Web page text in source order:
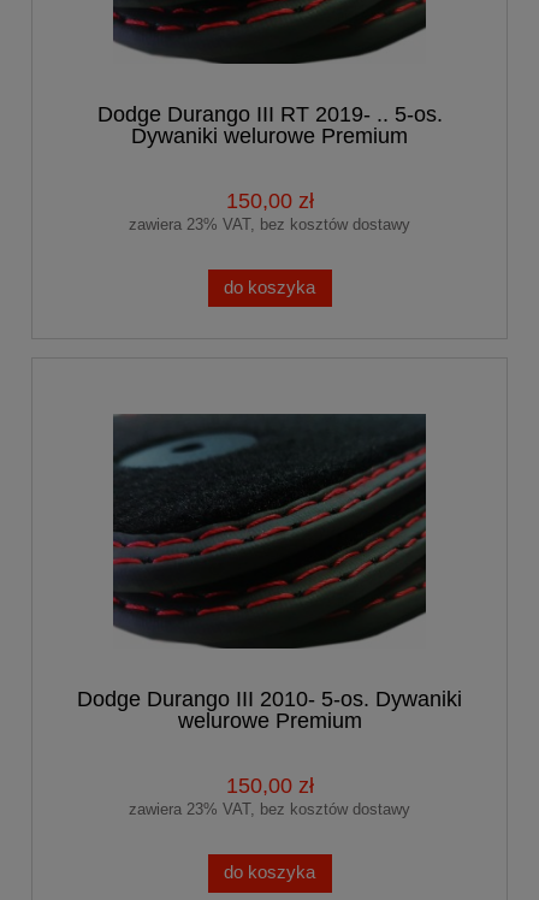
Dodge Durango III RT 2019- .. 5-os.
Dywaniki welurowe Premium
150,00 zł
zawiera 23% VAT, bez kosztów dostawy
do koszyka
Dodge Durango III 2010- 5-os. Dywaniki
welurowe Premium
150,00 zł
zawiera 23% VAT, bez kosztów dostawy
do koszyka